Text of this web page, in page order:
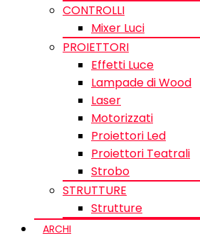
CONTROLLI
Mixer Luci
PROIETTORI
Effetti Luce
Lampade di Wood
Laser
Motorizzati
Proiettori Led
Proiettori Teatrali
Strobo
STRUTTURE
Strutture
ARCHI